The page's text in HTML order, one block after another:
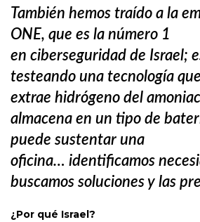
También hemos traído a la
ONE, que es la número 1
en ciberseguridad de Israel;
testeando una tecnología que
extrae hidrógeno del
almacena en un tipo de
puede sustentar una
oficina… identificamos
buscamos soluciones y las
¿Por qué Israel?